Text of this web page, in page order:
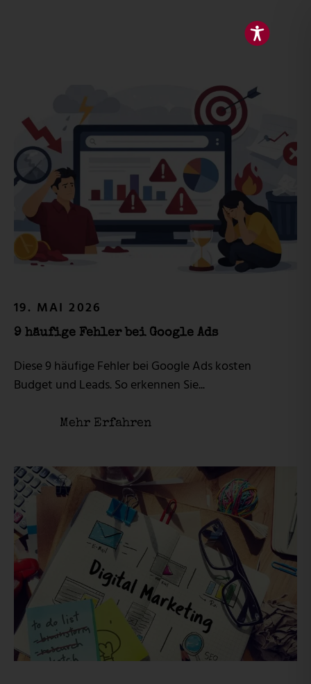
19. MAI 2026
9 häufige Fehler bei Google Ads
Diese 9 häufige Fehler bei Google Ads kosten
Budget und Leads. So erkennen Sie...
Mehr Erfahren